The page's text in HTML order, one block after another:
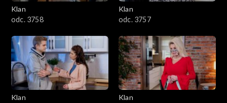
Klan
odc. 3758
Klan
odc. 3757
Klan
Klan